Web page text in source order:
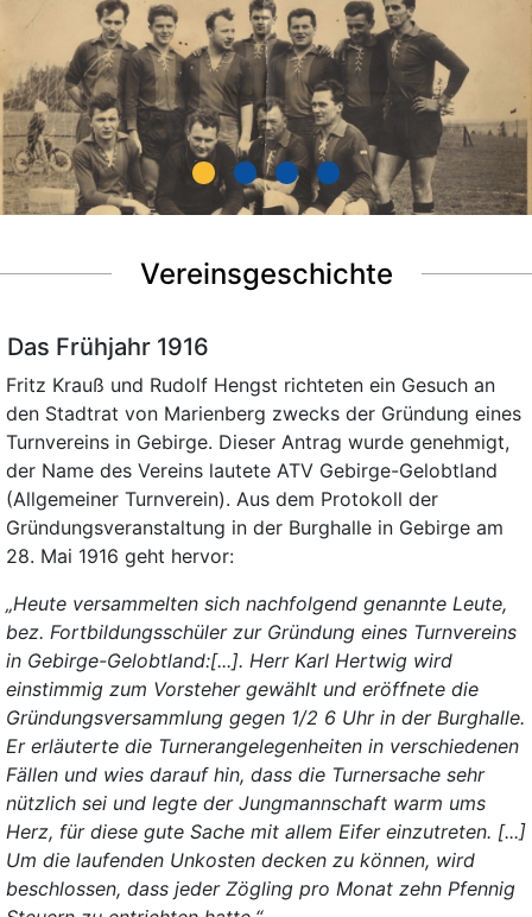
Vereinsgeschichte
Das Frühjahr 1916
Fritz Krauß und Rudolf Hengst richteten ein Gesuch an
den Stadtrat von Marienberg zwecks der Gründung eines
Turnvereins in Gebirge. Dieser Antrag wurde genehmigt,
der Name des Vereins lautete ATV Gebirge-Gelobtland
(Allgemeiner Turnverein). Aus dem Protokoll der
Gründungsveranstaltung in der Burghalle in Gebirge am
28. Mai 1916 geht hervor:
„Heute versammelten sich nachfolgend genannte Leute,
bez. Fortbildungsschüler zur Gründung eines Turnvereins
in Gebirge-Gelobtland:[...]. Herr Karl Hertwig wird
einstimmig zum Vorsteher gewählt und eröffnete die
Gründungsversammlung gegen 1/2 6 Uhr in der Burghalle.
Er erläuterte die Turnerangelegenheiten in verschiedenen
Fällen und wies darauf hin, dass die Turnersache sehr
nützlich sei und legte der Jungmannschaft warm ums
Herz, für diese gute Sache mit allem Eifer einzutreten. [...]
Um die laufenden Unkosten decken zu können, wird
beschlossen, dass jeder Zögling pro Monat zehn Pfennig